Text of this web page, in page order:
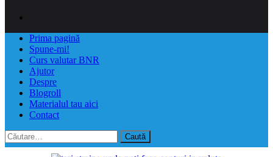
Prima pagină
Spune-mi!
Curs valutar BNR
Ajutor
Despre
Blogroll
Materialul tau aici
Contact
Caută
după: